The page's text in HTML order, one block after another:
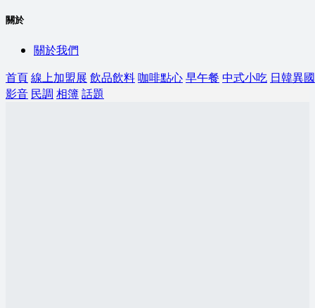
關於
關於我們
首頁線上加盟展 飲品飲料咖啡點心早午餐 中式小吃 日韓異國
影音 民調 相簿話題